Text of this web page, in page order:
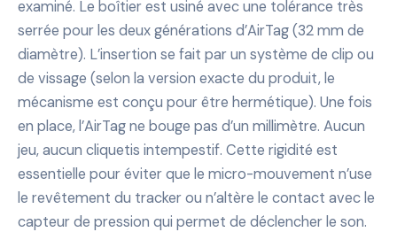
examiné. Le boîtier est usiné avec une tolérance très
serrée pour les deux générations d’AirTag (32 mm de
diamètre). L’insertion se fait par un système de clip ou
de vissage (selon la version exacte du produit, le
mécanisme est conçu pour être hermétique). Une fois
en place, l’AirTag ne bouge pas d’un millimètre. Aucun
jeu, aucun cliquetis intempestif. Cette rigidité est
essentielle pour éviter que le micro-mouvement n’use
le revêtement du tracker ou n’altère le contact avec le
capteur de pression qui permet de déclencher le son.